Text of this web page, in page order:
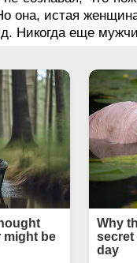
она, истая
Никогда еще